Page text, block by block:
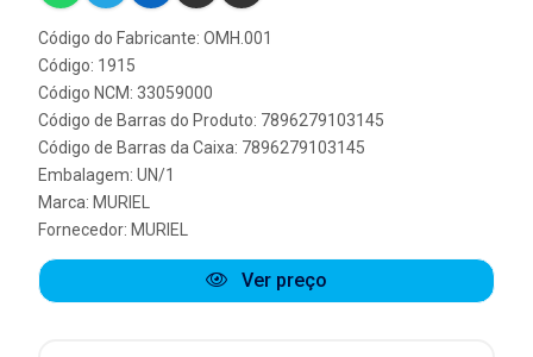
Código do Fabricante: OMH.001
Código: 1915
Código NCM: 33059000
Código de Barras do Produto: 7896279103145
Código de Barras da Caixa: 7896279103145
Embalagem: UN/1
Marca: MURIEL
Fornecedor: MURIEL
Ver preço